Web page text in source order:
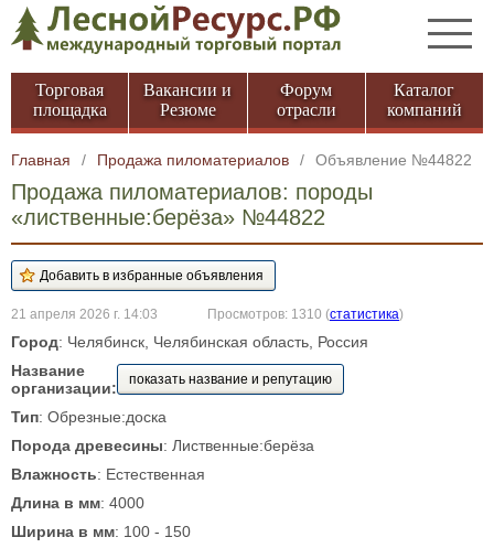
Торговая
площадка
Вакансии и
Резюме
Форум
отрасли
Каталог
компаний
Главная / Продажа пиломатериалов / Объявление №44822
Продажа пиломатериалов: породы
«лиственные:берёза» №44822
21 апреля 2026 г. 14:03 Просмотров: 1310 (статистика)
Город: Челябинск, Челябинская область, Россия
Название
организации:
показать название и репутацию
Тип: Обрезные:доска
Порода древесины: Лиственные:берёза
Влажность: Естественная
Длина в мм: 4000
Ширина в мм: 100 - 150